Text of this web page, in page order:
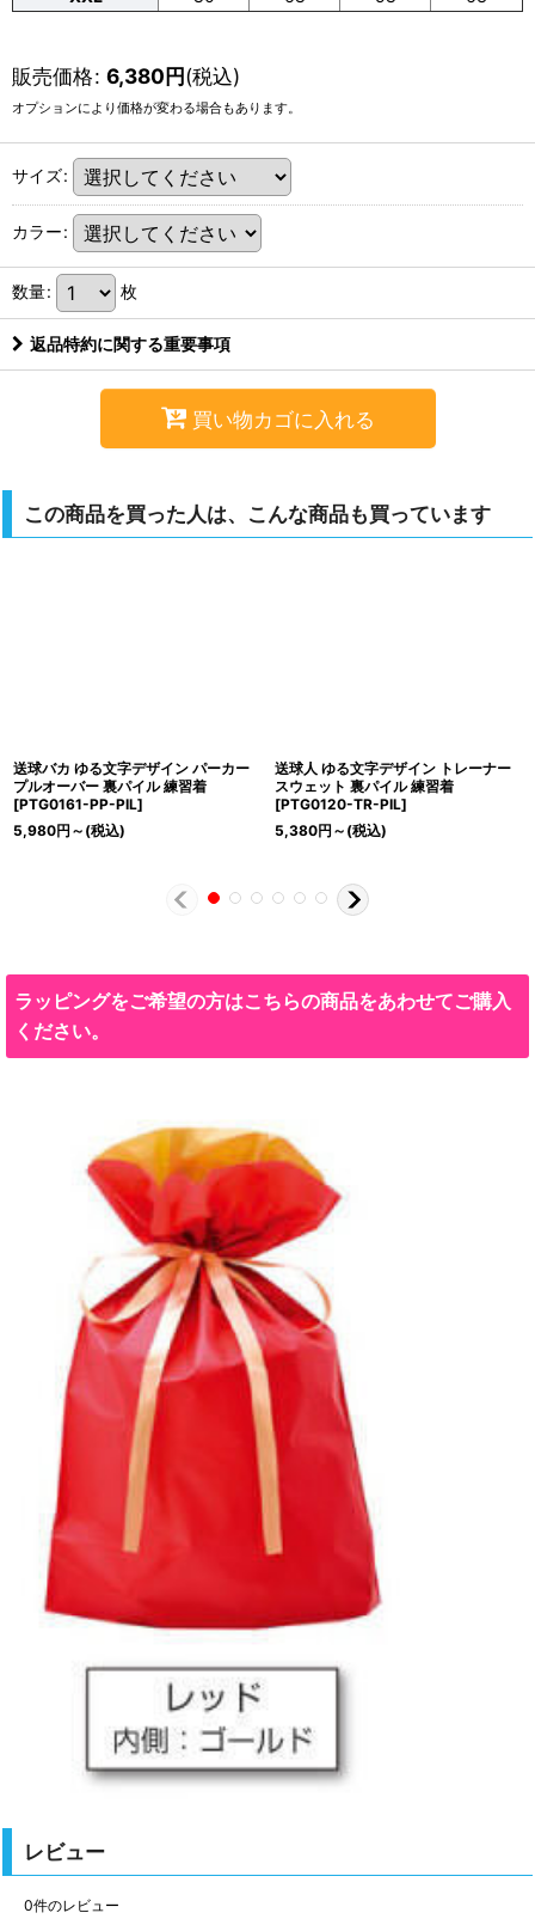
販売価格: 6,380円(税込)
オプションにより価格が変わる場合もあります。
サイズ:
カラー:
数量: 枚
返品特約に関する重要事項
買い物カゴに入れる
この商品を買った人は、こんな商品も買っています
送球バカ ゆる文字デザイン パーカー
プルオーバー 裏パイル 練習着
[PTG0161-PP-PIL]
5,980円 ～ (税込)
送球人 ゆる文字デザイン トレーナー
スウェット 裏パイル 練習着
[PTG0120-TR-PIL]
5,380円 ～ (税込)
ラッピングをご希望の方はこちらの商品をあわせてご購入
ください。
レビュー
0件のレビュー